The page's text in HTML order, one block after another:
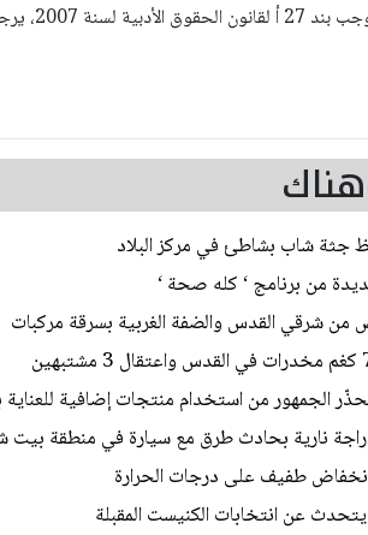
استعمال المضامين
جثة شاب بشاطئ في مركز البلاد
من برنامج ‘ كله صحة ‘
الجمهور من استخدام منتجات إضافية للعناية
نارية بحادث طرق مع سيارة في منطقة
طفيف على درجات الحرارة
عن انتخابات الكنيست المقبلة